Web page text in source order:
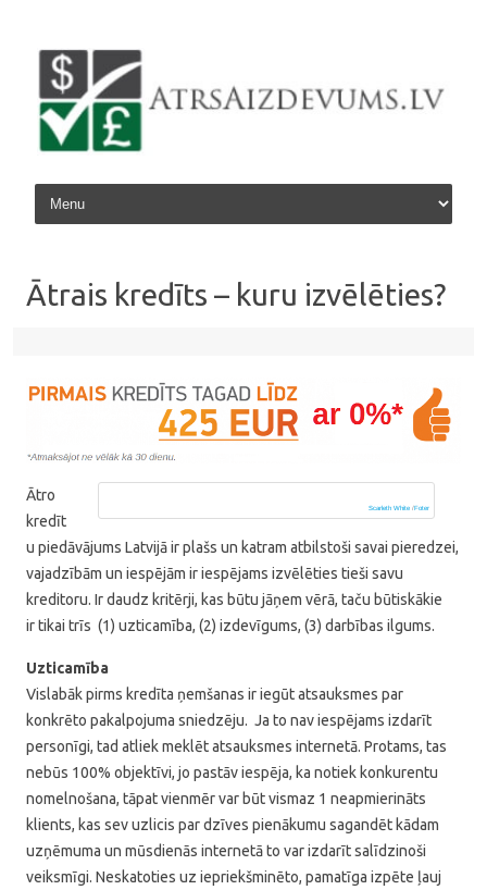
Skip to content
Ātrais kredīts – kuru izvēlēties?
Scarleth White /Foter
Ātro
kredīt
u piedāvājums Latvijā ir plašs un katram atbilstoši savai pieredzei,
vajadzībām un iespējām ir iespējams izvēlēties tieši savu
kreditoru. Ir daudz kritērji, kas būtu jāņem vērā, taču būtiskākie
ir tikai trīs (1) uzticamība, (2) izdevīgums, (3) darbības ilgums.
Uzticamība
Vislabāk pirms kredīta ņemšanas ir iegūt atsauksmes par
konkrēto pakalpojuma sniedzēju. Ja to nav iespējams izdarīt
personīgi, tad atliek meklēt atsauksmes internetā. Protams, tas
nebūs 100% objektīvi, jo pastāv iespēja, ka notiek konkurentu
nomelnošana, tāpat vienmēr var būt vismaz 1 neapmierināts
klients, kas sev uzlicis par dzīves pienākumu sagandēt kādam
uzņēmuma un mūsdienās internetā to var izdarīt salīdzinoši
veiksmīgi. Neskatoties uz iepriekšminēto, pamatīga izpēte ļauj